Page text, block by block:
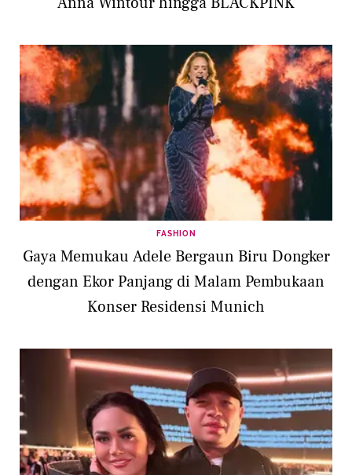
FASHION
Gaya Memukau Adele Bergaun Biru Dongker
dengan Ekor Panjang di Malam Pembukaan
Konser Residensi Munich